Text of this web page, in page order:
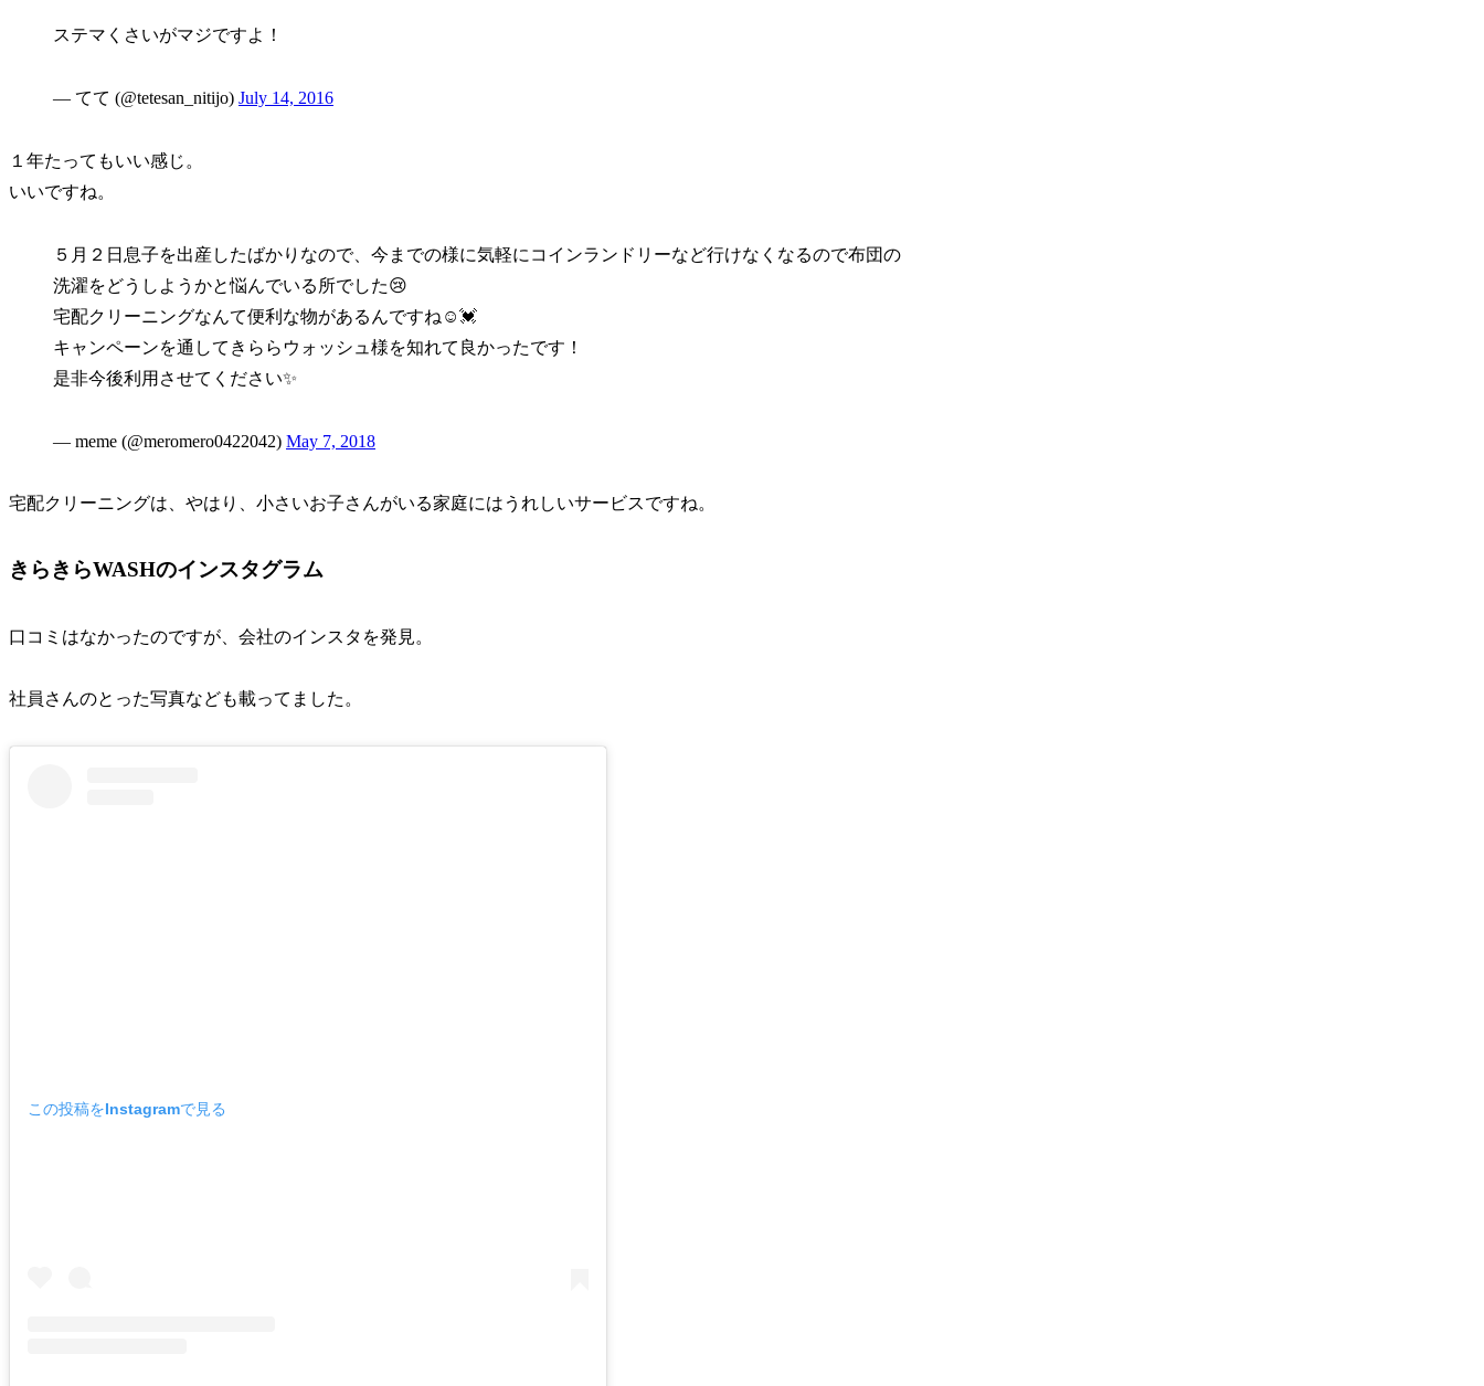
ステマくさいがマジですよ！
— てて (@tetesan_nitijo) July 14, 2016
１年たってもいい感じ。
いいですね。
５月２日息子を出産したばかりなので、今までの様に気軽にコインランドリーなど行けなくなるので布団の
洗濯をどうしようかと悩んでいる所でした😢
宅配クリーニングなんて便利な物があるんですね☺️💓
キャンペーンを通してきららウォッシュ様を知れて良かったです！
是非今後利用させてください✨
— meme (@meromero0422042) May 7, 2018
宅配クリーニングは、やはり、小さいお子さんがいる家庭にはうれしいサービスですね。
きらきらWASHのインスタグラム
口コミはなかったのですが、会社のインスタを発見。
社員さんのとった写真なども載ってました。
この投稿をInstagramで見る